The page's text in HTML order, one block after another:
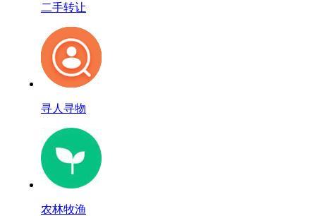
二手转让
寻人寻物
农林牧渔